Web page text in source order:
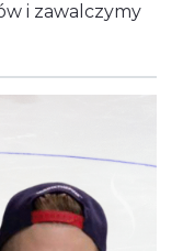
i zawalczymy